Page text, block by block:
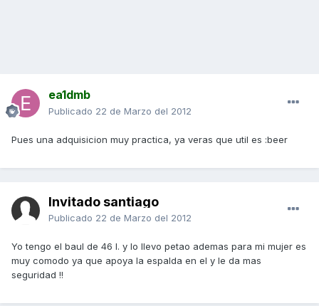
ea1dmb
Publicado 22 de Marzo del 2012
Pues una adquisicion muy practica, ya veras que util es :beer
Invitado santiago
Publicado 22 de Marzo del 2012
Yo tengo el baul de 46 l. y lo llevo petao ademas para mi mujer es
muy comodo ya que apoya la espalda en el y le da mas
seguridad !!